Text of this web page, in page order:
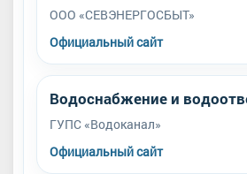
ООО «СЕВЭНЕРГОСБЫТ»
Официальный сайт
Водоснабжение и
ГУПС «Водоканал»
Официальный сайт